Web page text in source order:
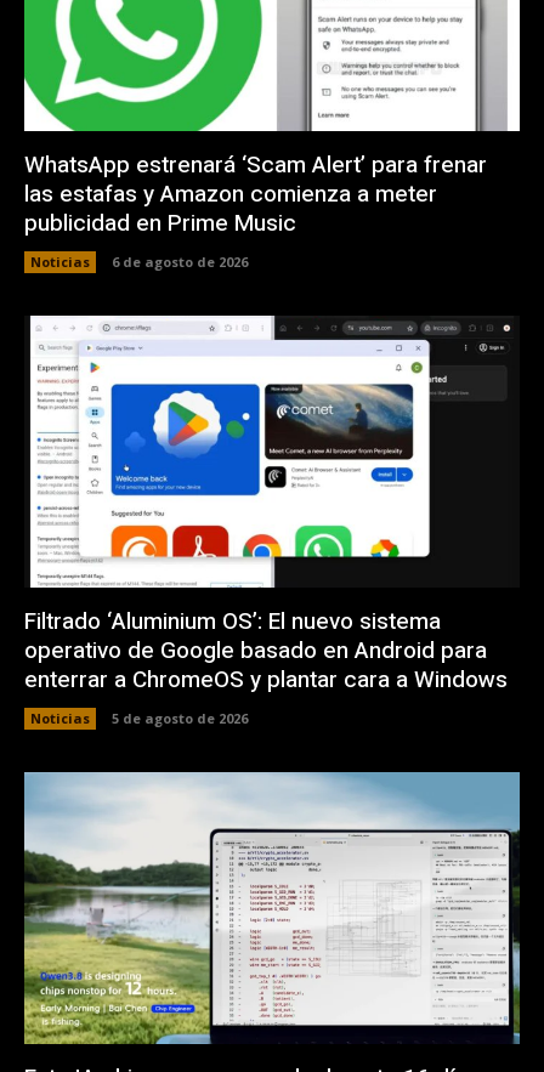
WhatsApp estrenará ‘Scam Alert’ para frenar
las estafas y Amazon comienza a meter
publicidad en Prime Music
Noticias 6 de agosto de 2026
Filtrado ‘Aluminium OS’: El nuevo sistema
operativo de Google basado en Android para
enterrar a ChromeOS y plantar cara a Windows
Noticias 5 de agosto de 2026